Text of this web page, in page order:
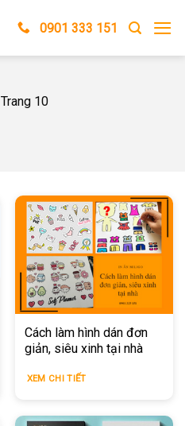
0901 333 151
Trang 10
Cách làm hình dán đơn
giản, siêu xinh tại nhà
XEM CHI TIẾT